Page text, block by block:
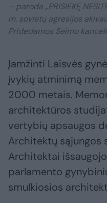
– paroda „PRISIEKĘ
m. sovietų agresijos
Pridedamos Seimo
Įamžinti Laisvės
įvykių atminimą
2000 metais.
architektūros
vertybių apsaugos
Architektų sąjungos
Architektai
parlamento
smulkiosios